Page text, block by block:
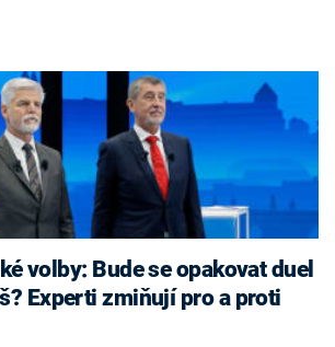
Experti zmiňují pro a proti